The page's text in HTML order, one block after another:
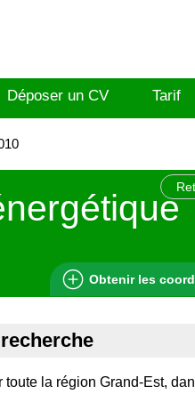
Déposer un CV Tarif
Obtenir les
la région Grand-Est,